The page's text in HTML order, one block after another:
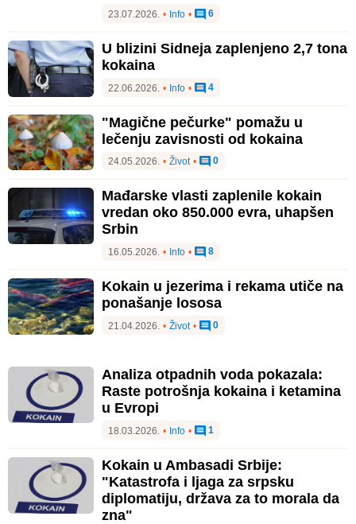
23.07.2026. • Info • 6
U blizini Sidneja zaplenjeno 2,7 tona
kokaina
22.06.2026. • Info • 4
"Magične pečurke" pomažu u
lečenju zavisnosti od kokaina
24.05.2026. • Život • 0
Mađarske vlasti zaplenile kokain
vredan oko 850.000 evra, uhapšen
Srbin
16.05.2026. • Info • 8
Kokain u jezerima i rekama utiče na
ponašanje lososa
21.04.2026. • Život • 0
Analiza otpadnih voda pokazala:
Raste potrošnja kokaina i ketamina
u Evropi
18.03.2026. • Info • 1
Kokain u Ambasadi Srbije:
"Katastrofa i ljaga za srpsku
diplomatiju, država za to morala da
zna"